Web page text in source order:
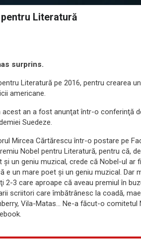
pentru Literatură
surprins.
Literatură pe 2016, pentru crearea
americane.
an a fost anunţat într-o conferinţă
Suedeze.
Mircea Cărtărescu într-o postare pe
Nobel pentru Literatură, pentru că,
un geniu muzical, crede că Nobel-ul ar
e un mare poet şi un geniu muzical. Dar
2-3 care aproape că aveau premiul în
scriitori care îmbătrânesc la coadă,
Vila-Matas… Ne-a făcut-o comitetul